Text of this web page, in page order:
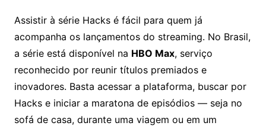
Assistir à série Hacks é fácil para quem já
acompanha os lançamentos do streaming. No Brasil,
a série está disponível na HBO Max, serviço
reconhecido por reunir títulos premiados e
inovadores. Basta acessar a plataforma, buscar por
Hacks e iniciar a maratona de episódios — seja no
sofá de casa, durante uma viagem ou em um